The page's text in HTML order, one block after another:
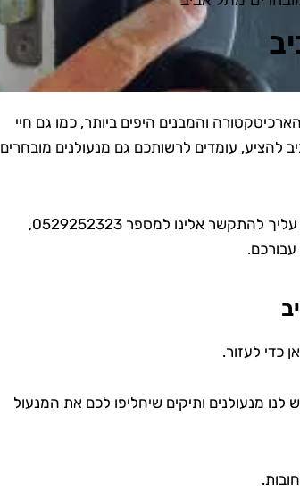
והמבנים היפים ביותר, כמו גם חיי
להציע, עומדים לרשותכם גם מנעולנים מובחרים
בין אם אתם אם אתה צריך מנעולנים מובחרים מתל אביב, עליך להתקשר אלינו למספר 0529252323,
עבורכם.
כדי לעזור.
לנו מנעולנים ותיקים שיחליפו לכם את המנעול